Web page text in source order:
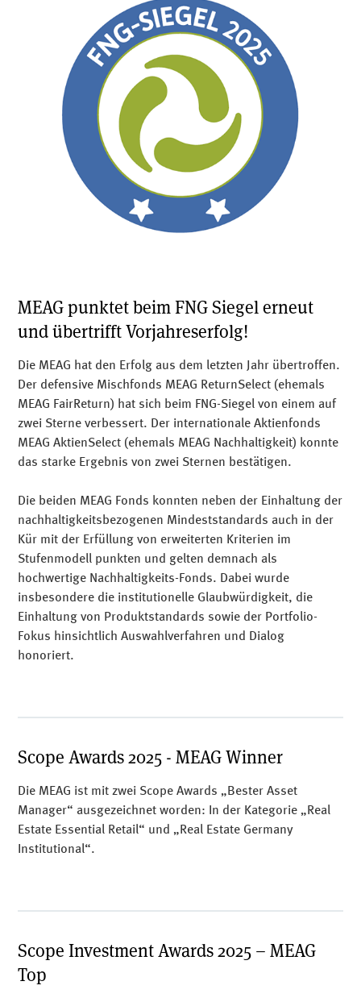
MEAG punktet beim FNG Siegel erneut
und übertrifft Vorjahreserfolg!
Die MEAG hat den Erfolg aus dem letzten Jahr übertroffen.
Der defensive Mischfonds MEAG ReturnSelect (ehemals
MEAG FairReturn) hat sich beim FNG-Siegel von einem auf
zwei Sterne verbessert. Der internationale Aktienfonds
MEAG AktienSelect (ehemals MEAG Nachhaltigkeit) konnte
das starke Ergebnis von zwei Sternen bestätigen.
Die beiden MEAG Fonds konnten neben der Einhaltung der
nachhaltigkeitsbezogenen Mindeststandards auch in der
Kür mit der Erfüllung von erweiterten Kriterien im
Stufenmodell punkten und gelten demnach als
hochwertige Nachhaltigkeits-Fonds. Dabei wurde
insbesondere die institutionelle Glaubwürdigkeit, die
Einhaltung von Produktstandards sowie der Portfolio-
Fokus hinsichtlich Auswahlverfahren und Dialog
honoriert.
Scope Awards 2025 - MEAG Winner
Die MEAG ist mit zwei Scope Awards „Bester Asset
Manager“ ausgezeichnet worden: In der Kategorie „Real
Estate Essential Retail“ und „Real Estate Germany
Institutional“.
Scope Investment Awards 2025 – MEAG
Top